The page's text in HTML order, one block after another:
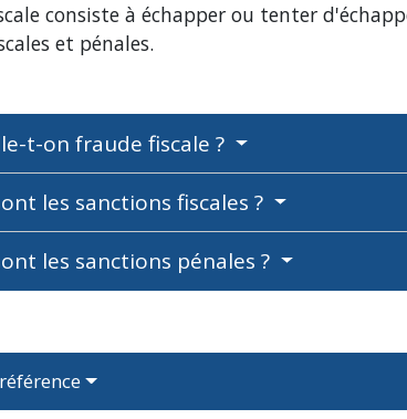
consiste à échapper ou tenter
et pénales.
t-on fraude fiscale ?
les sanctions fiscales ?
les sanctions pénales ?